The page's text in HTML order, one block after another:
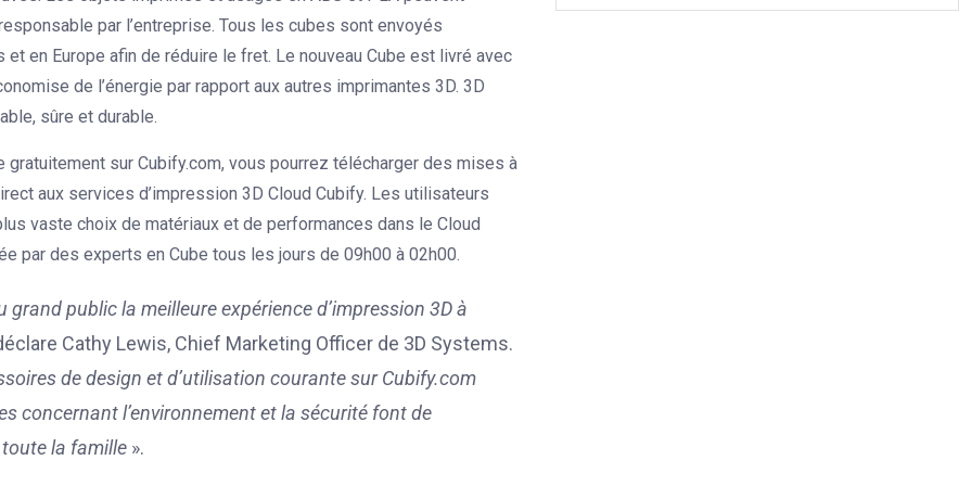
par l’entreprise. Tous les cubes sont envoyés
en Europe afin de réduire le fret. Le nouveau Cube est livré avec
de l’énergie par rapport aux autres imprimantes 3D. 3D
sûre et durable.
gratuitement sur Cubify.com, vous pourrez télécharger des mises à
aux services d’impression 3D Cloud Cubify. Les utilisateurs
vaste choix de matériaux et de performances dans le Cloud
par des experts en Cube tous les jours de 09h00 à 02h00.
public la meilleure expérience d’impression 3D à
Cathy Lewis, Chief Marketing Officer de 3D Systems.
de design et d’utilisation courante sur Cubify.com
concernant l’environnement et la sécurité font de
la famille ».